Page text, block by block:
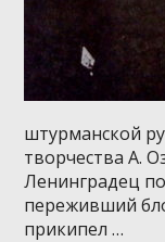
штурманской
творчества А.
Ленинградец
переживший
прикипел …